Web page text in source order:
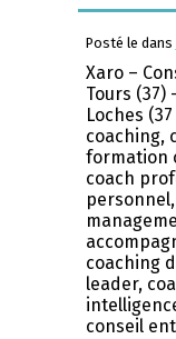
Posté le dans
Xaro –
Tours (37)
Loches
coaching,
formation
coach
coaching
leader,
conseil